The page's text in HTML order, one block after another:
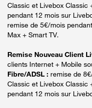
Classic et Livebox Classic
pendant 12 mois sur
remise de 5€/mois
Max + Smart TV.
Remise Nouveau Client
clients Internet + Mobile
Fibre/ADSL : remise de
Classic et Livebox Classic
pendant 12 mois sur